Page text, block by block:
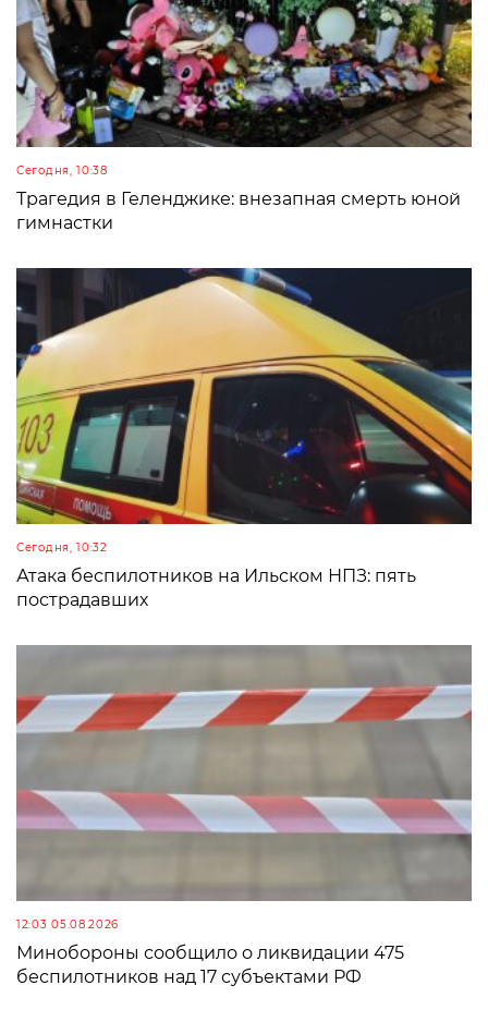
Сегодня, 10:38
Трагедия в Геленджике: внезапная смерть юной
гимнастки
Сегодня, 10:32
Атака беспилотников на Ильском НПЗ: пять
пострадавших
12:03 05.08.2026
Минобороны сообщило о ликвидации 475
беспилотников над 17 субъектами РФ